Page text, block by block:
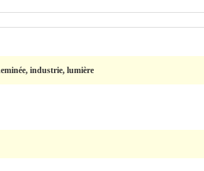
industrie, lumière